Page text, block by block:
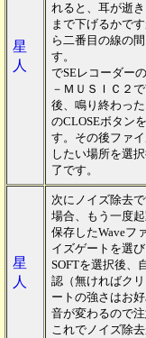
星
人
れると、耳が逝
まで下げるかで
ら二番目の線の
す。
でSEレコーダー
－ＭＵＳＩＣ２
後、鳴り終わっ
のCLOSEボタン
す。その後ファ
したい場所を選
了です。
星
人
次にノイズ除去
場合、もう一度
保存したWaveフ
イズゲートを選
SOFTを選択後、
認（無ければク
ートの強さはお
音が変わるので
これでノイズ除